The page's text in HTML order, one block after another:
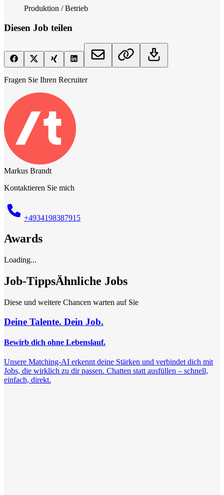
Produktion / Betrieb
Diesen Job teilen
Fragen Sie Ihren Recruiter
Markus Brandt
Kontaktieren Sie mich
+4934198387915
Awards
Loading...
Job-TippsÄhnliche Jobs
Diese und weitere Chancen warten auf Sie
Deine Talente. Dein Job.
Bewirb dich ohne Lebenslauf.
Unsere Matching-AI erkennt deine Stärken und verbindet dich mit
Jobs, die wirklich zu dir passen. Chatten statt ausfüllen – schnell,
einfach, direkt.